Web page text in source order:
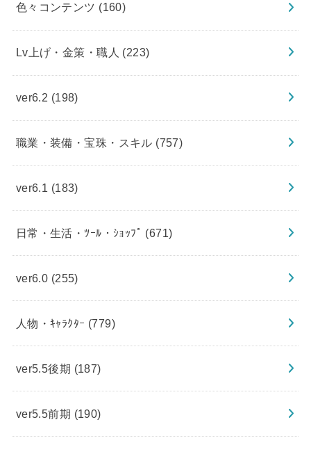
色々コンテンツ (160)
Lv上げ・金策・職人 (223)
ver6.2 (198)
職業・装備・宝珠・スキル (757)
ver6.1 (183)
日常・生活・ﾂｰﾙ・ｼｮｯﾌﾟ (671)
ver6.0 (255)
人物・ｷｬﾗｸﾀｰ (779)
ver5.5後期 (187)
ver5.5前期 (190)